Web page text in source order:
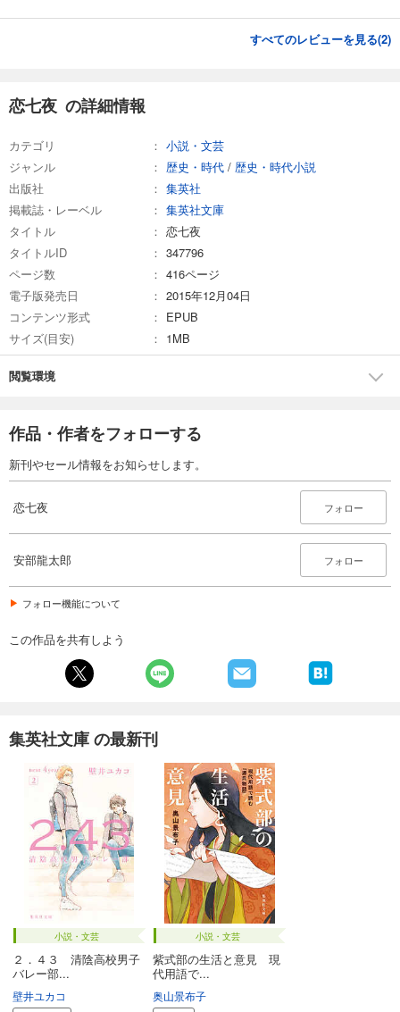
すべてのレビューを見る(2)
恋七夜 の詳細情報
カテゴリ
小説・文芸
ジャンル
歴史・時代 / 歴史・時代小説
出版社
集英社
掲載誌・レーベル
集英社文庫
タイトル
恋七夜
タイトルID
347796
ページ数
416ページ
電子版発売日
2015年12月04日
コンテンツ形式
EPUB
サイズ(目安)
1MB
閲覧環境
作品・作者をフォローする
新刊やセール情報をお知らせします。
恋七夜 フォロー
安部龍太郎 フォロー
フォロー機能について
この作品を共有しよう
集英社文庫 の最新刊
小説・文芸
２．４３ 清陰高校男子
バレー部...
壁井ユカコ
小説・文芸
紫式部の生活と意見 現
代用語で...
奥山景布子